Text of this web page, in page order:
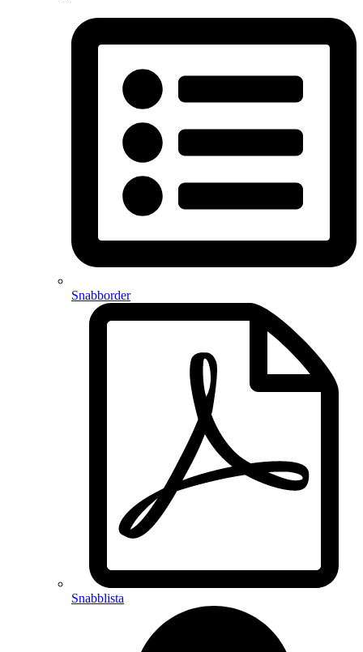
Snabborder
Snabblista